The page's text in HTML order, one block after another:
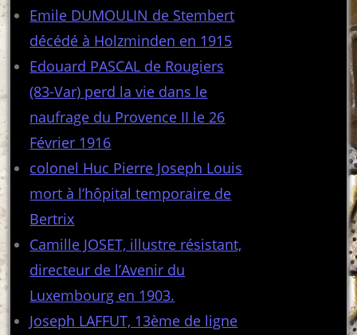
Emile DUMOULIN de Stembert
décédé à Holzminden en 1915
Edouard PASCAL de Rougiers
(83-Var) perd la vie dans le
naufrage du Provence II le 26
Février 1916
colonel Huc Pierre Joseph Louis
mort à l’hôpital temporaire de
Bertrix
Camille JOSET, illustre résistant,
directeur de l’Avenir du
Luxembourg en 1903.
Joseph LAFFUT, 13ème de ligne